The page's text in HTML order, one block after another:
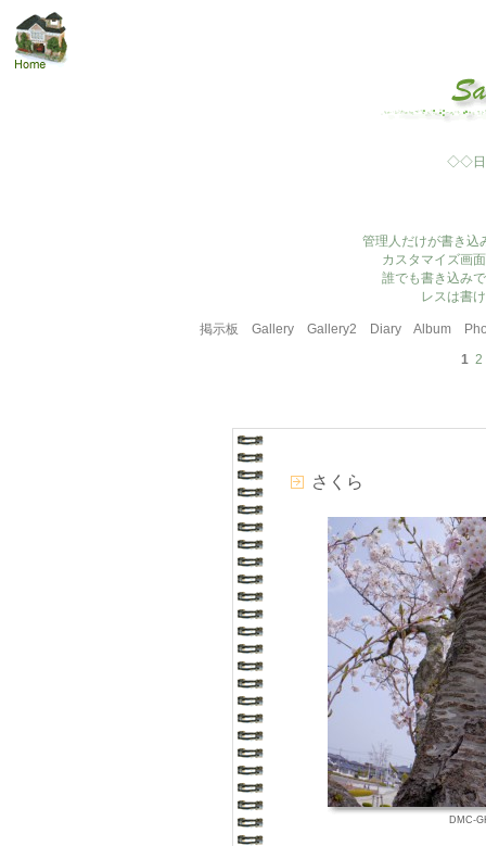
◇◇日
管理人だけが書き込
カスタマイズ画
誰でも書き込み
レスは書
掲示板 Gallery Gallery2 Diary Album
1 2
さくら
DMC-